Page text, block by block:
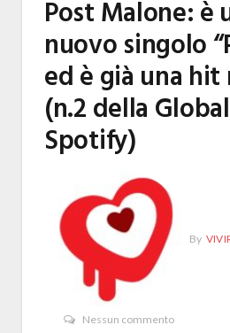
Post Malone: è
nuovo singolo
ed è già una
(n.2 della
Spotify)
By
Nessun commento